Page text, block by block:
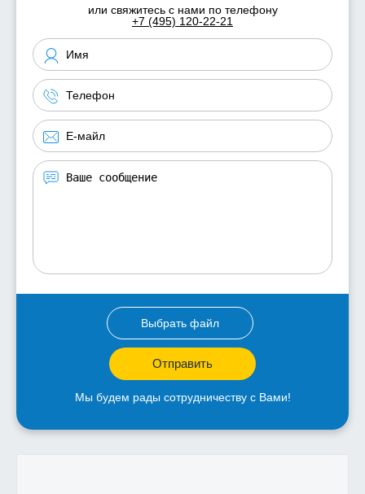
или свяжитесь с нами по телефону
+7 (495) 120-22-21
Выбрать файл
Отправить
Мы будем рады сотрудничеству с Вами!